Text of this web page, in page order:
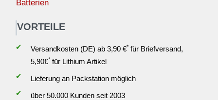
Batterien
VORTEILE
✔ Versandkosten (DE) ab 3,90 €*für Briefversand,
5,90€*für Lithium Artikel
✔
Lieferung an Packstation möglich
✔
über 50.000 Kunden seit 2003